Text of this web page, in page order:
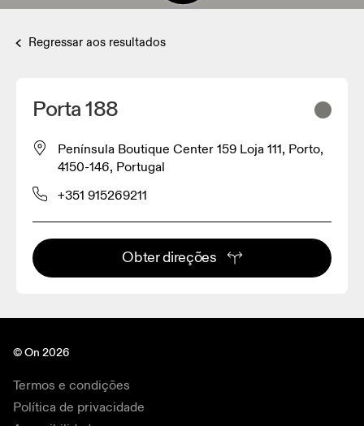
Regressar aos resultados
Porta 188
Península Boutique Center 159 Loja 111, Porto,
4150-146, Portugal
+351 915269211
Obter direções
© On 2026
Termos e condições
Política de privacidade